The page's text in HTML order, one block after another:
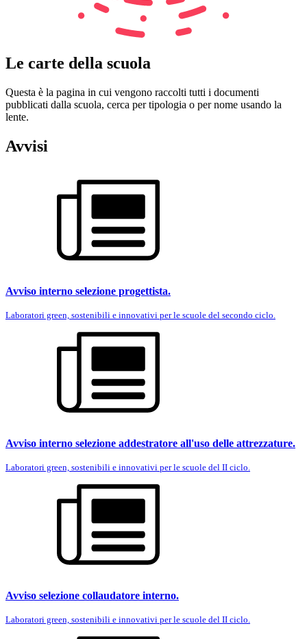
Le carte della scuola
Questa è la pagina in cui vengono raccolti tutti i documenti
pubblicati dalla scuola, cerca per tipologia o per nome usando la
lente.
Avvisi
Avviso interno selezione progettista.
Laboratori green, sostenibili e innovativi per le scuole del secondo ciclo.
Avviso interno selezione addestratore all'uso delle attrezzature.
Laboratori green, sostenibili e innovativi per le scuole del II ciclo.
Avviso selezione collaudatore interno.
Laboratori green, sostenibili e innovativi per le scuole del II ciclo.